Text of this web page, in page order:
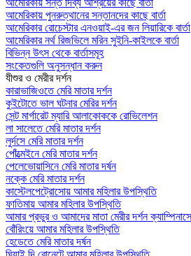
আমেরিকায় পুনরুত্থানের সন্তানদের কাছে বার্তা
আমেরিকার রোচেস্টার এনওয়াই-এর জন লিয়ারিকে বার্তা
আমেরিকার নর্থ রিজভিলে মরিন সুইনি-কাইলকে বার্তা
বিভিন্ন উৎস থেকে বার্তাসমূহ
সংকেতগুলি অনুসন্ধান করুন
যীশুর ও মেরীর দর্শন
কারাভাজিওতে মেরি মাতার দর্শন
কুইটোতে ভাল ঘটনার মেরির দর্শন
সেন্ট মার্গারেট ম্যারি আলাকোককে রোভিলেশন
লা সালেতে মেরি মাতার দর্শন
লুর্দসে মেরি মাতার দর্শন
পোঁত্মেইনে মেরি মাতার দর্শন
পেলেভোয়াসিনে মেরি মাতার দর্ষন
নক্কে মেরি মাতার দর্শন
কাস্টেলপেট্রোসোয় আমার মহিলার উপস্থিতি
ফাতিমায় আমার মহিলার উপস্থিতি
আমার প্রভুর ও আমাদের মাতা মেরীর দর্শন ক্যাম্পিনাসে
বোঁরিংয়ে আমার মহিলার উপস্থিতি
হেডেতে মেরি মাতার দর্ষন